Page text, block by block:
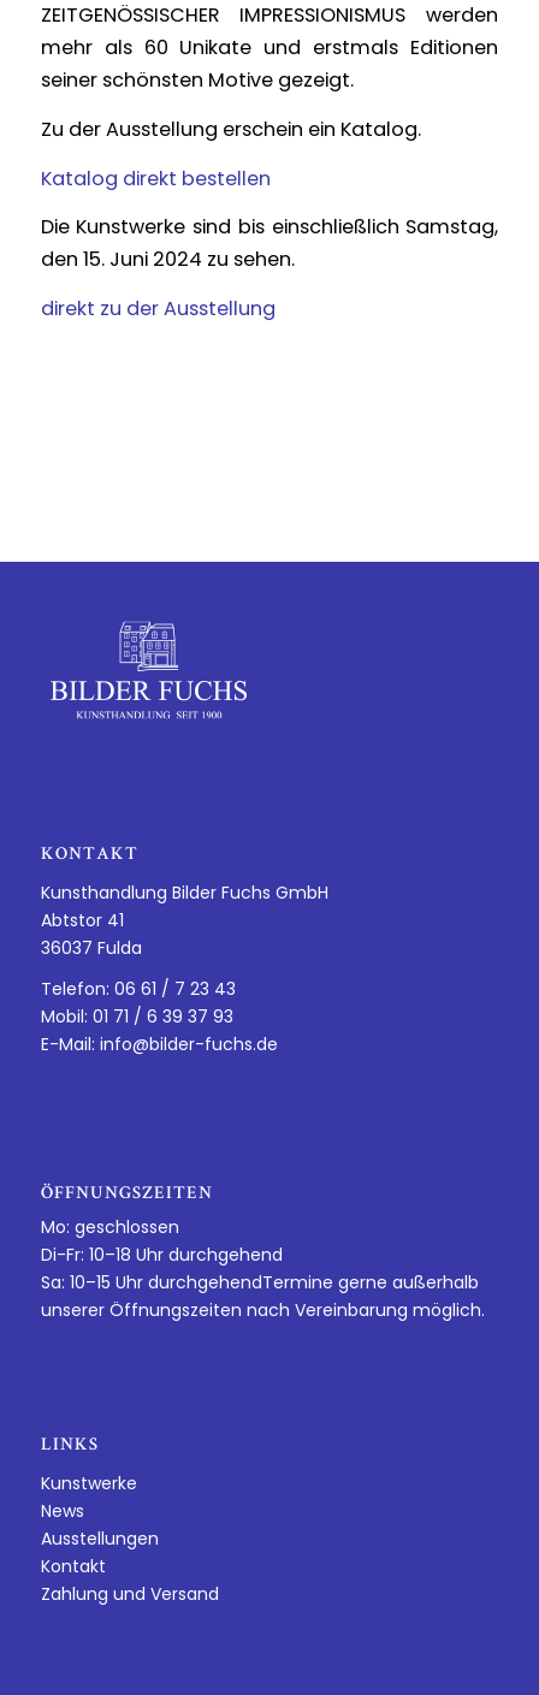
ZEITGENÖSSISCHER IMPRESSIONISMUS werden
mehr als 60 Unikate und erstmals Editionen
seiner schönsten Motive gezeigt.
Zu der Ausstellung erschein ein Katalog.
Katalog direkt bestellen
Die Kunstwerke sind bis einschließlich Samstag,
den 15. Juni 2024 zu sehen.
direkt zu der Ausstellung
KONTAKT
Kunsthandlung Bilder Fuchs GmbH
Abtstor 41
36037 Fulda
Telefon: 06 61 / 7 23 43
Mobil: 01 71 / 6 39 37 93
E-Mail: info@bilder-fuchs.de
ÖFFNUNGSZEITEN
Mo: geschlossen
Di-Fr: 10–18 Uhr durchgehend
Sa: 10–15 Uhr durchgehendTermine gerne außerhalb
unserer Öffnungszeiten nach Vereinbarung möglich.
LINKS
Kunstwerke
News
Ausstellungen
Kontakt
Zahlung und Versand